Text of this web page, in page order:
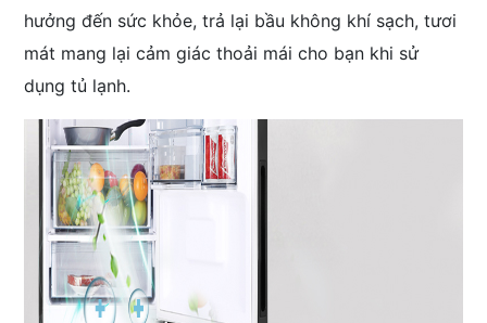
hưởng đến sức khỏe, trả lại bầu không khí sạch, tươi
mát mang lại cảm giác thoải mái cho bạn khi sử
dụng tủ lạnh.